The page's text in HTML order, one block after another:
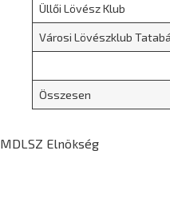
Üllői Lövész Klub
Városi Lövészklub
Összesen
MDLSZ Elnökség